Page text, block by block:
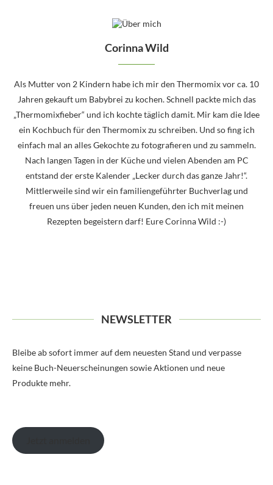
Corinna Wild
Als Mutter von 2 Kindern habe ich mir den Thermomix vor ca. 10
Jahren gekauft um Babybrei zu kochen. Schnell packte mich das
„Thermomixfieber“ und ich kochte täglich damit. Mir kam die Idee
ein Kochbuch für den Thermomix zu schreiben. Und so fing ich
einfach mal an alles Gekochte zu fotografieren und zu sammeln.
Nach langen Tagen in der Küche und vielen Abenden am PC
entstand der erste Kalender „Lecker durch das ganze Jahr!“.
Mittlerweile sind wir ein familiengeführter Buchverlag und
freuen uns über jeden neuen Kunden, den ich mit meinen
Rezepten begeistern darf! Eure Corinna Wild :-)
NEWSLETTER
Bleibe ab sofort immer auf dem neuesten Stand und verpasse
keine Buch-Neuerscheinungen sowie Aktionen und neue
Produkte mehr.